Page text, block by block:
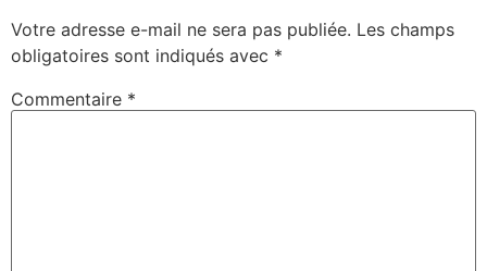
Votre adresse e-mail ne sera pas publiée. Les champs
obligatoires sont indiqués avec *
Commentaire *